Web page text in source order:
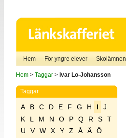
Hem För yngre elever Skolämnen
Hem> Taggar> Ivar Lo-Johansson
Taggar
A B C D E F G H I
J
K
L M N O P Q R S
T
U
V W X Y Z Å Ä
Ö